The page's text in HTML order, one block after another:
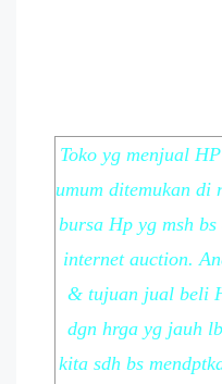
Toko yg menjual
umum ditemukan di
bursa Hp yg msh
internet auction.
& tujuan jual beli
dgn hrga yg jauh
kita sdh bs